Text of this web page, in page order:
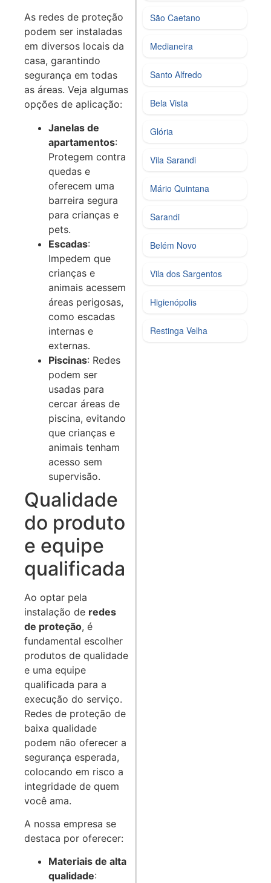
As redes de proteção
podem ser instaladas
em diversos locais da
casa, garantindo
segurança em todas
as áreas. Veja algumas
opções de aplicação:
Janelas de
apartamentos:
Protegem contra
quedas e
oferecem uma
barreira segura
para crianças e
pets.
Escadas:
Impedem que
crianças e
animais acessem
áreas perigosas,
como escadas
internas e
externas.
Piscinas: Redes
podem ser
usadas para
cercar áreas de
piscina, evitando
que crianças e
animais tenham
acesso sem
supervisão.
Qualidade
do produto
e equipe
qualificada
Ao optar pela
instalação de redes
de proteção, é
fundamental escolher
produtos de qualidade
e uma equipe
qualificada para a
execução do serviço.
Redes de proteção de
baixa qualidade
podem não oferecer a
segurança esperada,
colocando em risco a
integridade de quem
você ama.
A nossa empresa se
destaca por oferecer:
Materiais de alta
qualidade:
São Caetano
Medianeira
Santo Alfredo
Bela Vista
Glória
Vila Sarandi
Mário Quintana
Sarandi
Belém Novo
Vila dos Sargentos
Higienópolis
Restinga Velha